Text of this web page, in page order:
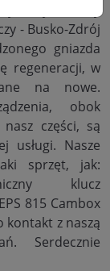
wtryskiwaczy
- Busko-Zdrój
gniazda
regeneracji, w
na nowe.
obok
części, są
usługi. Nasze
sprzęt, jak:
klucz
815 Cambox
kontakt z naszą
Serdecznie